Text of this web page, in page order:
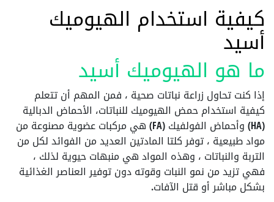
كيفية استخدام الهيوميك
أسيد
ما هو الهيوميك أسيد
إذا كنت تحاول زراعة نباتات صحية ، فمن المهم أن تتعلم
كيفية استخدام حمض الهيوميك للنباتات، الأحماض الدبالية
(HA) وأحماض الفولفيك (FA) هي مركبات عضوية مصنوعة من
مواد طبيعية ، توفر كلتا المادتين العديد من الفوائد لكل من
التربة والنباتات ، وهذه المواد هي منبهات حيوية لذلك ،
فهي تزيد من نمو النبات وقوته دون توفير العناصر الغذائية
بشكل مباشر أو قتل الآفات.